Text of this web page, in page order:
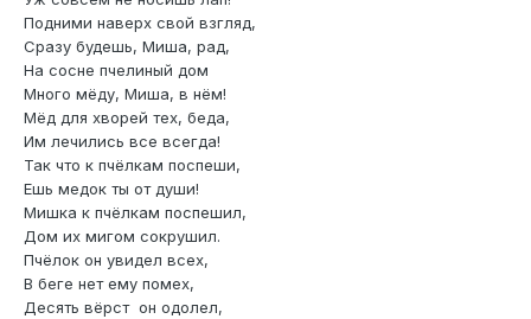
Подними наверх свой взгляд,
Сразу будешь, Миша, рад,
На сосне пчелиный дом
Много мёду, Миша, в нём!
Мёд для хворей тех, беда,
Им лечились все всегда!
Так что к пчёлкам поспеши,
Ешь медок ты от души!
Мишка к пчёлкам поспешил,
Дом их мигом сокрушил.
Пчёлок он увидел всех,
В беге нет ему помех,
Десять вёрст он одолел,